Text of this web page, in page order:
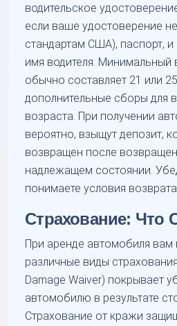
водительское
если ваше удостоверение
стандартам США), паспорт, и
имя водителя. Минимальный
обычно составляет 21 или
дополнительные сборы для
возраста. При получении
вероятно, взыщут депозит,
возвращен после
надлежащем состоянии.
понимаете условия
Страхование: Что
При аренде автомобиля вам
различные виды
Damage Waiver) покрывает
автомобилю в результате
Страхование от кражи